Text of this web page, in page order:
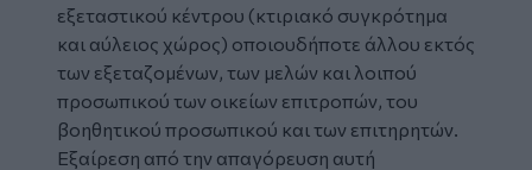
εξεταστικού κέντρου (κτιριακό συγκρότημα
και αύλειος χώρος) οποιουδήποτε άλλου εκτός
των εξεταζομένων, των μελών και λοιπού
προσωπικού των οικείων επιτροπών, του
βοηθητικού προσωπικού και των επιτηρητών.
Εξαίρεση από την απαγόρευση αυτή